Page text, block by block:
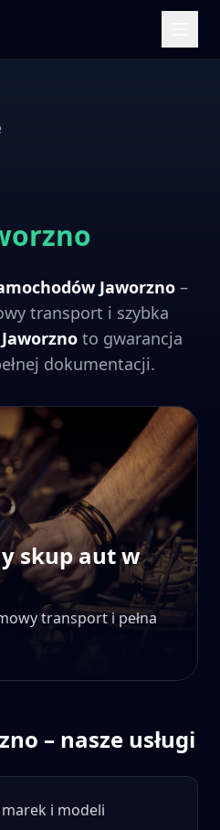
Jaworzno –
transport i szybka
Jaworzno to gwarancja
dokumentacji.
skup aut w
transport i pełna
– nasze usługi
i modeli